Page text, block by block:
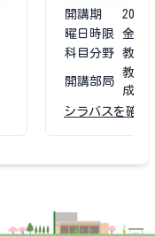
開講期 2023
曜日時限
金2
科目分野
教育
開講部局
教育
成課
シラバスを確認